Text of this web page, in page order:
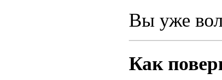
Вы уже
Как